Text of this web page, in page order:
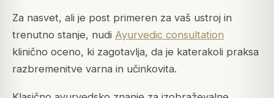
Za nasvet, ali je post primeren za vaš ustroj in
trenutno stanje, nudi Ayurvedic consultation
klinično oceno, ki zagotavlja, da je katerakoli praksa
razbremenitve varna in učinkovita.